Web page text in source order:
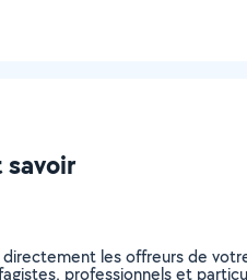
directement les offreurs de
professionnels et